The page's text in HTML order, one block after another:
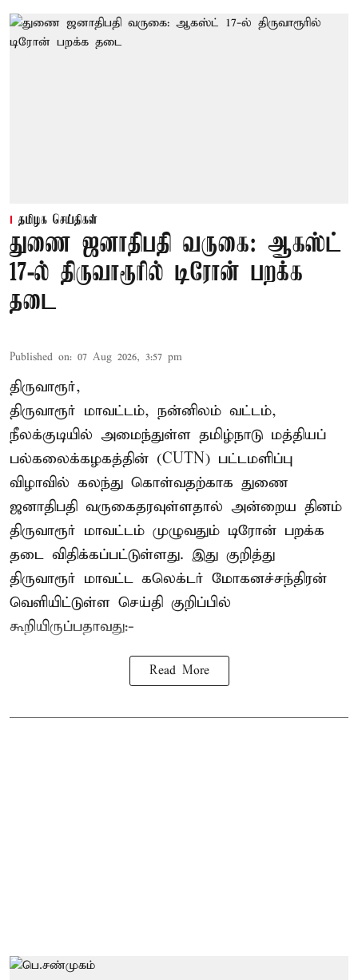
தமிழக செய்திகள்
துணை ஜனாதிபதி வருகை: ஆகஸ்ட்
17-ல் திருவாரூரில் டிரோன் பறக்க
தடை
Published on: 07 Aug 2026, 3:57 pm
திருவாரூர்,
திருவாரூர் மாவட்டம், நன்னிலம் வட்டம்,
நீலக்குடியில் அமைந்துள்ள தமிழ்நாடு மத்தியப்
பல்கலைக்கழகத்தின் (CUTN) பட்டமளிப்பு
விழாவில் கலந்து கொள்வதற்காக துணை
ஜனாதிபதி வருகைதரவுள்ளதால் அன்றைய தினம்
திருவாரூர் மாவட்டம் முழுவதும் டிரோன் பறக்க
தடை விதிக்கப்பட்டுள்ளது. இது குறித்து
திருவாரூர் மாவட்ட கலெக்டர் மோகனச்சந்திரன்
வெளியிட்டுள்ள செய்தி குறிப்பில்
கூறியிருப்பதாவது:-
Read More